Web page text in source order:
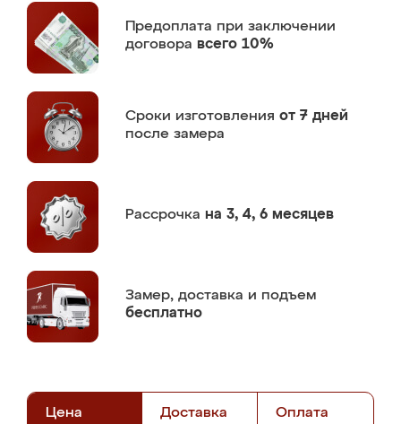
Предоплата при заключении
договора всего 10%
Сроки изготовления от 7 дней
после замера
Рассрочка на 3, 4, 6 месяцев
Замер, доставка и подъем
бесплатно
Цена Доставка Оплата